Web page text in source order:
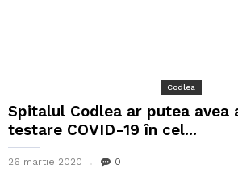
Codlea
Spitalul Codlea ar putea avea
testare COVID-19 în cel...
26 martie 2020 0